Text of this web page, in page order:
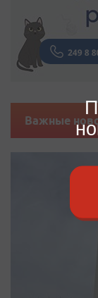
Важные